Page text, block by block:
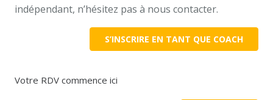
indépendant, n’hésitez pas à nous contacter.
S’INSCRIRE EN TANT QUE COACH
Votre RDV commence ici